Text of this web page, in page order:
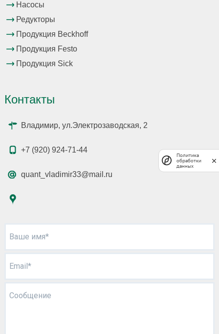
Насосы
Редукторы
Продукция Beckhoff
Продукция Festo
Продукция Sick
Контакты
Владимир, ул.Электрозаводская, 2
+7 (920) 924-71-44
quant_vladimir33@mail.ru
Ваше имя*
Email*
Сообщение
Политика
обработки
данных